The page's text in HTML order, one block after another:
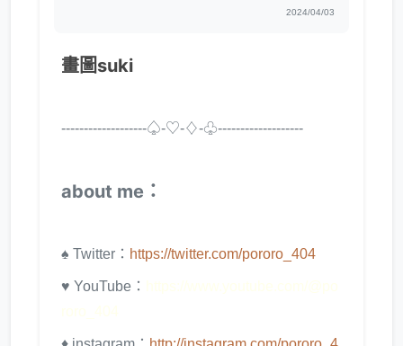
2024/04/03
畫圖suki
-------------------♤-♡-♢-♧ -------------------
about me：
♠ Twitter： https://twitter.com/pororo_404
♥ YouTube：